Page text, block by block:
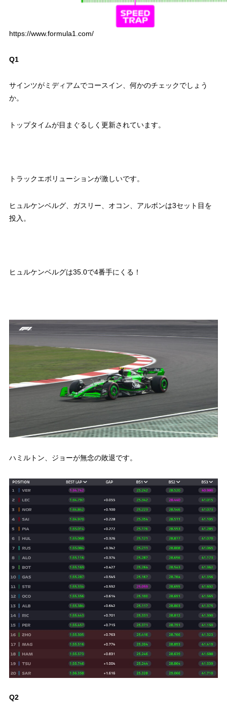
https://www.formula1.com/
Q1
サインツがミディアムでコースイン、何かのチェックでしょう
か。
トップタイムが目まぐるしく更新されています。
トラックエボリューションが激しいです。
ヒュルケンベルグ、ガスリー、オコン、アルボンは3セット目を
投入。
ヒュルケンベルグは35.0で4番手にくる！
ハミルトン、ジョーが無念の敗退です。
Q2